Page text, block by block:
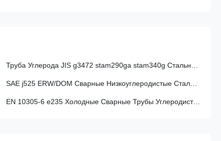
Труба Углерода JIS g3472 stam290ga stam340g Стальная Сваренная Для Автомобиля
SAE j525 ERW/DOM Сварные Низкоуглеродистые Стальные Трубы, Изготавливаемые Для Изгиба И Поджигания В Автомобильной Промышленности
EN 10305-6 e235 Холодные Сварные Трубы Углеродистая Стальная Труба Для Гидравлической Энергетической Системы